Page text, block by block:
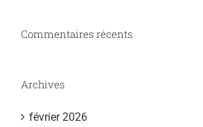
Commentaires récents
Archives
février 2026